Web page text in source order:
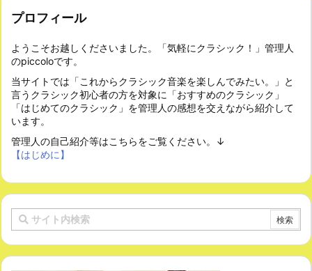
プロフィール
ようこそお越しくださいました。「気軽にクラシック！」管理人
のpiccoloです。
当サイトでは「これからクラシック音楽を楽しんでみたい。」と
言うクラシック初心者の方を対象に「おすすめのクラシック」
「はじめてのクラシック」を管理人の感想を交えながら紹介して
います。
管理人の自己紹介等はこちらをご覧ください。↓
【はじめに】